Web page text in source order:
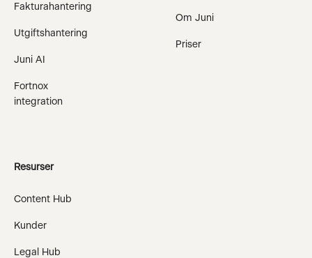
Fakturahantering
Utgiftshantering
Juni AI
Fortnox
integration
Om Juni
Priser
Resurser
Content Hub
Kunder
Legal Hub